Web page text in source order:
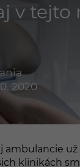
v tejto
2020
ambulancie
klinikách